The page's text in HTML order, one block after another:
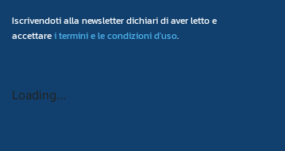
Iscrivendoti alla newsletter dichiari di aver letto e
accettarei termini e le condizioni d'uso.
Loading...